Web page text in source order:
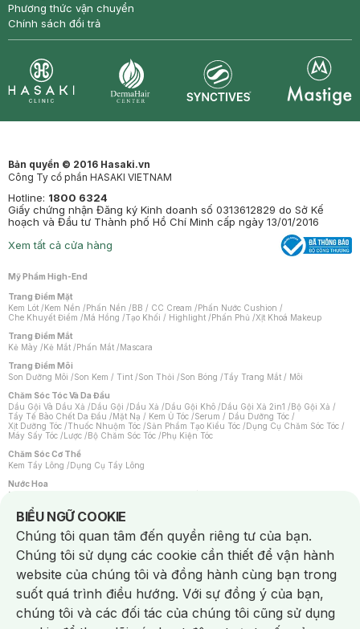
Phương thức vận chuyển
Chính sách đổi trả
Bản quyền © 2016 Hasaki.vn
Công Ty cổ phần HASAKI VIETNAM
Hotline: 1800 6324
Giấy chứng nhận Đăng ký Kinh doanh số 0313612829 do Sở Kế
hoạch và Đầu tư Thành phố Hồ Chí Minh cấp ngày 13/01/2016
Xem tất cả cửa hàng
Mỹ Phẩm High-End
Trang Điểm Mặt
Kem Lót /Kem Nền /Phấn Nền /BB / CC Cream /Phấn Nước Cushion /
Che Khuyết Điểm /Má Hồng /Tạo Khối / Highlight /Phấn Phủ /Xịt Khoá Makeup
Trang Điểm Mắt
Kẻ Mày /Kẻ Mắt /Phấn Mắt /Mascara
Trang Điểm Môi
Son Dưỡng Môi /Son Kem / Tint /Son Thỏi /Son Bóng /Tẩy Trang Mắt / Môi
Chăm Sóc Tóc Và Da Đầu
Dầu Gội Và Dầu Xả /Dầu Gội /Dầu Xả /Dầu Gội Khô /Dầu Gội Xả 2in1 /Bộ Gội Xả /
Tẩy Tế Bào Chết Da Đầu /Mặt Nạ / Kem Ủ Tóc /Serum / Dầu Dưỡng Tóc /
Xịt Dưỡng Tóc /Thuốc Nhuộm Tóc /Sản Phẩm Tạo Kiểu Tóc /Dụng Cụ Chăm Sóc Tóc /
Máy Sấy Tóc /Lược /Bộ Chăm Sóc Tóc /Phụ Kiện Tóc
Chăm Sóc Cơ Thể
Kem Tẩy Lông /Dụng Cụ Tẩy Lông
Nước Hoa
Nước Hoa Nữ
Chăm Sóc Cá Nhân
Chống Muỗi /Khẩu Trang /Máy Massage/Mặt Nạ Xông Hơi /Nước Rửa Tay/
Sản Phẩm Chăm Sóc Khác /Bàn Chải Đánh Răng /Bàn Chải Điện/
Hỗ Trợ Trắng Răng/Kem Đánh Răng /Máy Tăm Nước/ Nước Súc Miệng/
Tăm / Chỉ Nha Khoa/ Xịt Thơm Miệng / Dung Dịch Vệ Sinh/Dưỡng Vùng Kín/
Khăn Ướt Vệ Sinh Vùng Kín/Băng Vệ Sinh/Tampon/Bọt Cạo Râu /Dao Cạo Râu/
Máy Cạo Râu
Vấn Đề Về Da
Da Dầu / Lỗ Chân Lông To/ Da Khô / Mất Nước/ Da Lão Hóa/ Da Mụn/
Da Nhạy Cảm / Kích Ứng
Da Xỉn Màu Thâm / Nám / Tàn Nhang
BIỂU NGỮ COOKIE
Notice about cookies usage
Chúng tôi quan tâm đến quyền riêng tư của bạn.
Chúng tôi sử dụng các cookie cần thiết để vận hành
website của chúng tôi và đồng hành cùng bạn trong
suốt quá trình điều hướng. Với sự đồng ý của bạn,
chúng tôi và các đối tác của chúng tôi cũng sử dụng